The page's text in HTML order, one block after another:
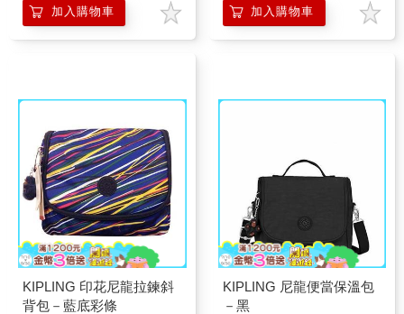
加入購物車 加入購物車
KIPLING 印花尼龍拉鍊斜
背包－藍底彩條
KIPLING 尼龍便當保溫包
－黑